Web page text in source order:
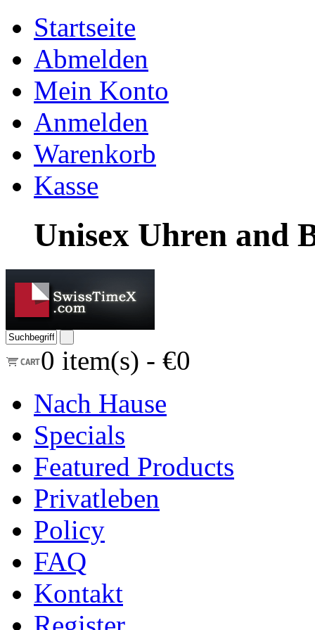
Startseite
Abmelden
Mein Konto
Anmelden
Warenkorb
Kasse
Unisex Uhren and
0 item(s) - €0
Nach Hause
Specials
Featured Products
Privatleben
Policy
FAQ
Kontakt